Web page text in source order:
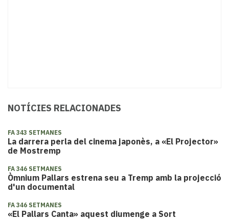
NOTÍCIES RELACIONADES
FA 343 SETMANES
La darrera perla del cinema japonès, a «El Projector»
de Mostremp
FA 346 SETMANES
​Òmnium Pallars estrena seu a Tremp amb la projecció
d'un documental
FA 346 SETMANES
«El Pallars Canta» aquest diumenge a Sort